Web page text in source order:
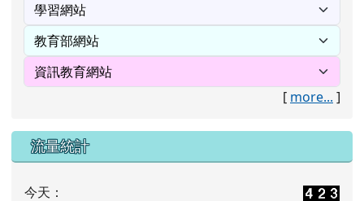
[ more... ]
流量統計
今天：